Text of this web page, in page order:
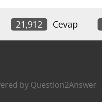
21,912 Cevap
by Question2Answer